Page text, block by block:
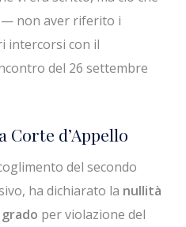
— non aver riferito i
intercorsi con il
del 26 settembre
Corte d’Appello
del secondo
ha dichiarato la nullità
per violazione del